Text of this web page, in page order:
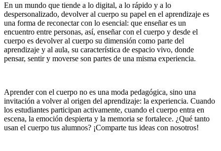
En un mundo que tiende a lo digital, a lo rápido y a lo
despersonalizado, devolver al cuerpo su papel en el aprendizaje es
una forma de reconectar con lo esencial: que enseñar es un
encuentro entre personas, así, enseñar con el cuerpo y desde el
cuerpo es devolver al cuerpo su dimensión como parte del
aprendizaje y al aula, su característica de espacio vivo, donde
pensar, sentir y moverse son partes de una misma experiencia.
Aprender con el cuerpo no es una moda pedagógica, sino una
invitación a volver al origen del aprendizaje: la experiencia. Cuando
los estudiantes participan activamente, cuando el cuerpo entra en
escena, la emoción despierta y la memoria se fortalece. ¿Qué tanto
usan el cuerpo tus alumnos? ¡Comparte tus ideas con nosotros!